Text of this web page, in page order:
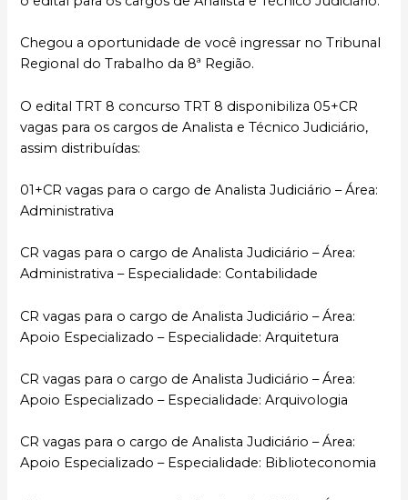
Chegou a oportunidade de você ingressar no Tribunal
Regional do Trabalho da 8ª Região.
O edital TRT 8 concurso TRT 8 disponibiliza 05+CR
vagas para os cargos de Analista e Técnico Judiciário,
assim distribuídas:
01+CR vagas para o cargo de Analista Judiciário – Área:
Administrativa
CR vagas para o cargo de Analista Judiciário – Área:
Administrativa – Especialidade: Contabilidade
CR vagas para o cargo de Analista Judiciário – Área:
Apoio Especializado – Especialidade: Arquitetura
CR vagas para o cargo de Analista Judiciário – Área:
Apoio Especializado – Especialidade: Arquivologia
CR vagas para o cargo de Analista Judiciário – Área:
Apoio Especializado – Especialidade: Biblioteconomia